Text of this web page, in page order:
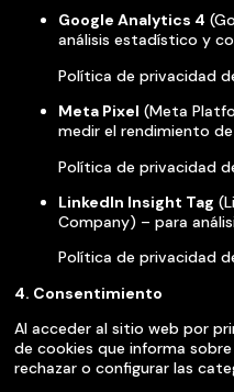
Google Analytics 4
análisis estadístico y
Política de privacidad
Meta Pixel (Meta
medir el rendimiento
Política de privacidad
LinkedIn Insight Tag
Company) – para
Política de privacidad
4. Consentimiento
Al acceder al sitio web por
de cookies que informa
rechazar o configurar las